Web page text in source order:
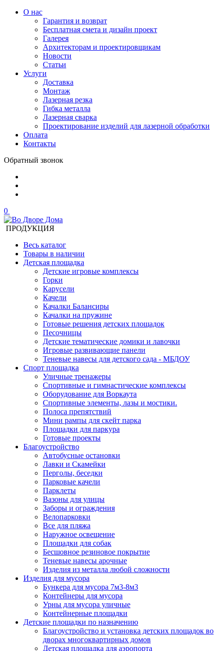
О нас
Гарантия и возврат
Бесплатная смета и дизайн проект
Галерея
Архитекторам и проектировщикам
Новости
Статьи
Услуги
Доставка
Монтаж
Лазерная резка
Гибка металла
Лазерная сварка
Проектирование изделий для лазерной обработки
Оплата
Контакты
Обратный звонок
0
ПРОДУКЦИЯ
Весь каталог
Товары в наличии
Детская площадка
Детские игровые комплексы
Горки
Карусели
Качели
Качалки Балансиры
Качалки на пружине
Готовые решения детских площадок
Песочницы
Детские тематические домики и лавочки
Игровые развивающие панели
Теневые навесы для детского сада - МБДОУ
Спорт площадка
Уличные тренажеры
Спортивные и гимнастические комплексы
Оборудование для Воркаута
Спортивные элементы, лазы и мостики.
Полоса препятствий
Мини рампы для скейт парка
Площадки для паркура
Готовые проекты
Благоустройство
Автобусные остановки
Лавки и Скамейки
Перголы, беседки
Парковые качели
Парклеты
Вазоны для улицы
Заборы и ограждения
Велопарковки
Все для пляжа
Наружное освещение
Площадки для собак
Бесшовное резиновое покрытие
Теневые навесы арочные
Изделия из металла любой сложности
Изделия для мусора
Бункера для мусора 7м3-8м3
Контейнеры для мусора
Урны для мусора уличные
Контейнерные площадки
Детские площадки по назначению
Благоустройство и установка детских площадок во
дворах многоквартирных домов
Детская площадка для аэропорта